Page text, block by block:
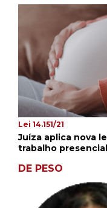
Lei 14.151/21
Juíza aplica nova
trabalho presencial
DE PESO